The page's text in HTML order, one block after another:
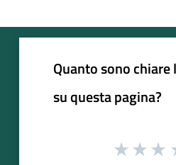
Quanto sono
su questa pagina?